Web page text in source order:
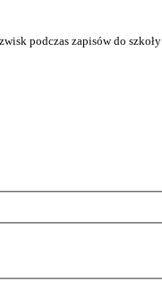
podczas zapisów do szkoły